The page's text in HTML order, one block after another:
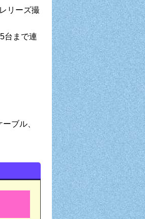
リーズ撮
台まで連
ブル、